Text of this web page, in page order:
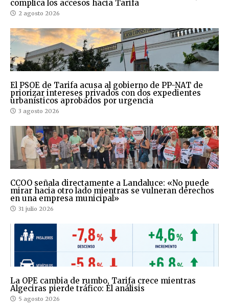
complica los accesos hacia Tarifa
2 agosto 2026
El PSOE de Tarifa acusa al gobierno de PP-NAT de
priorizar intereses privados con dos expedientes
urbanísticos aprobados por urgencia
3 agosto 2026
CCOO señala directamente a Landaluce: «No puede
mirar hacia otro lado mientras se vulneran derechos
en una empresa municipal»
31 julio 2026
La OPE cambia de rumbo, Tarifa crece mientras
Algeciras pierde tráfico: El análisis
5 agosto 2026